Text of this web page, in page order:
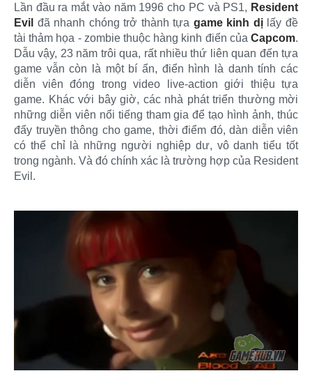
Lần đầu ra mắt vào năm 1996 cho PC và PS1, Resident
Evil đã nhanh chóng trở thành tựa game kinh dịlấy đề
tài thảm họa - zombie thuộc hàng kinh điển của Capcom.
Dẫu vậy, 23 năm trôi qua, rất nhiều thứ liên quan đến tựa
game vẫn còn là một bí ẩn, điển hình là danh tính các
diễn viên đóng trong video live-action giới thiệu tựa
game. Khác với bây giờ, các nhà phát triển thường mời
những diễn viên nổi tiếng tham gia để tạo hình ảnh, thúc
đẩy truyền thông cho game, thời điểm đó, dàn diễn viên
có thể chỉ là những người nghiệp dư, vô danh tiểu tốt
trong ngành. Và đó chính xác là trường hợp của Resident
Evil.